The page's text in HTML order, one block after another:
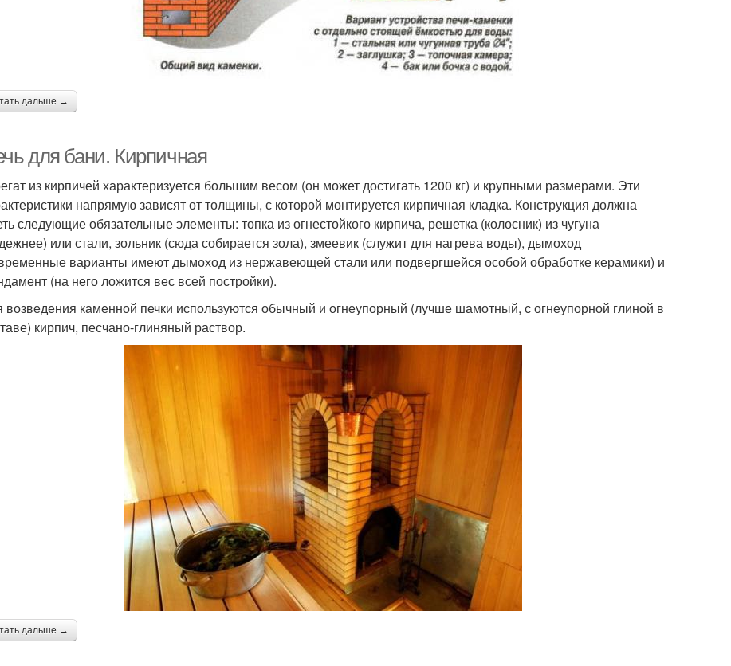
дальше →
для бани. Кирпичная
из кирпичей характеризуется большим весом (он может достигать 1200 кг) и крупными размерами. Эти
напрямую зависят от толщины, с которой монтируется кирпичная кладка. Конструкция должна
следующие обязательные элементы: топка из огнестойкого кирпича, решетка (колосник) из чугуна
или стали, зольник (сюда собирается зола), змеевик (служит для нагрева воды), дымоход
варианты имеют дымоход из нержавеющей стали или подвергшейся особой обработке керамики) и
(на него ложится вес всей постройки).
возведения каменной печки используются обычный и огнеупорный (лучше шамотный, с огнеупорной глиной в
кирпич, песчано-глиняный раствор.
дальше →